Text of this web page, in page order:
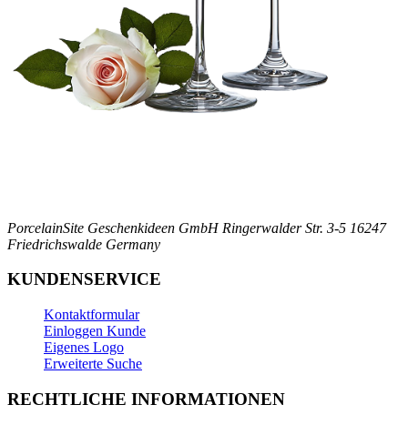
PorcelainSite Geschenkideen GmbH Ringerwalder Str. 3-5 16247
Friedrichswalde Germany
KUNDENSERVICE
Kontaktformular
Einloggen Kunde
Eigenes Logo
Erweiterte Suche
RECHTLICHE INFORMATIONEN